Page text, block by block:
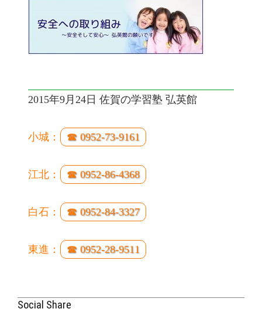
2015年9月24日 佐賀の学習塾 弘英館
小城： ☎ 0952-73-9161
江北： ☎ 0952-86-4368
白石： ☎ 0952-84-3327
東進： ☎ 0952-28-9511
Social Share